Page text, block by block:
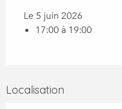
Le 5 juin 2026
17:00 à 19:00
Localisation